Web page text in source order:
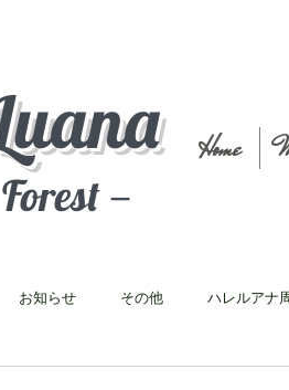
－
Home
お知らせ その他 ハレルアナ